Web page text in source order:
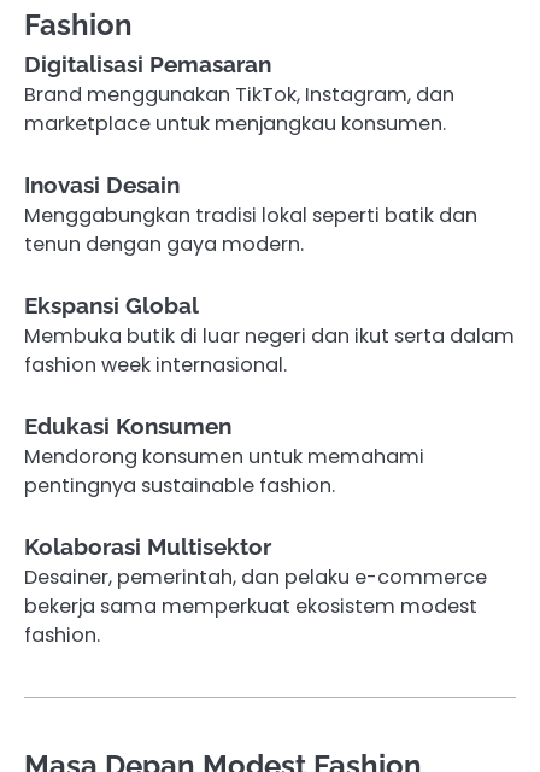
Fashion
Digitalisasi Pemasaran
Brand menggunakan TikTok, Instagram, dan
marketplace untuk menjangkau konsumen.
Inovasi Desain
Menggabungkan tradisi lokal seperti batik dan
tenun dengan gaya modern.
Ekspansi Global
Membuka butik di luar negeri dan ikut serta dalam
fashion week internasional.
Edukasi Konsumen
Mendorong konsumen untuk memahami
pentingnya sustainable fashion.
Kolaborasi Multisektor
Desainer, pemerintah, dan pelaku e-commerce
bekerja sama memperkuat ekosistem modest
fashion.